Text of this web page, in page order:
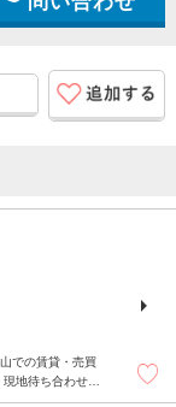
での賃貸・売買
現地待ち合わせも